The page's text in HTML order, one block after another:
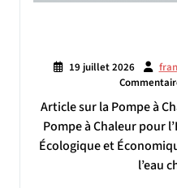
19 juillet 2026
Article sur la Pompe à
Pompe à Chaleur pour
Écologique et
l’eau